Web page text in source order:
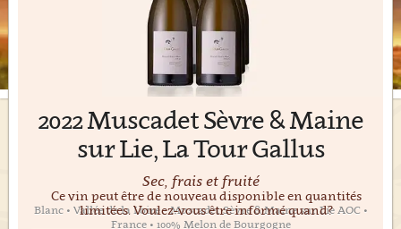
2022 Muscadet Sèvre & Maine
sur Lie, La Tour Gallus
Sec, frais et fruité
Blanc • Vallée de la Loire • Muscadet Sèvre & Maine sur Lie AOC •
France • 100% Melon de Bourgogne
Ce vin peut être de nouveau disponible en quantités
limitées. Voulez-vous être informé quand?